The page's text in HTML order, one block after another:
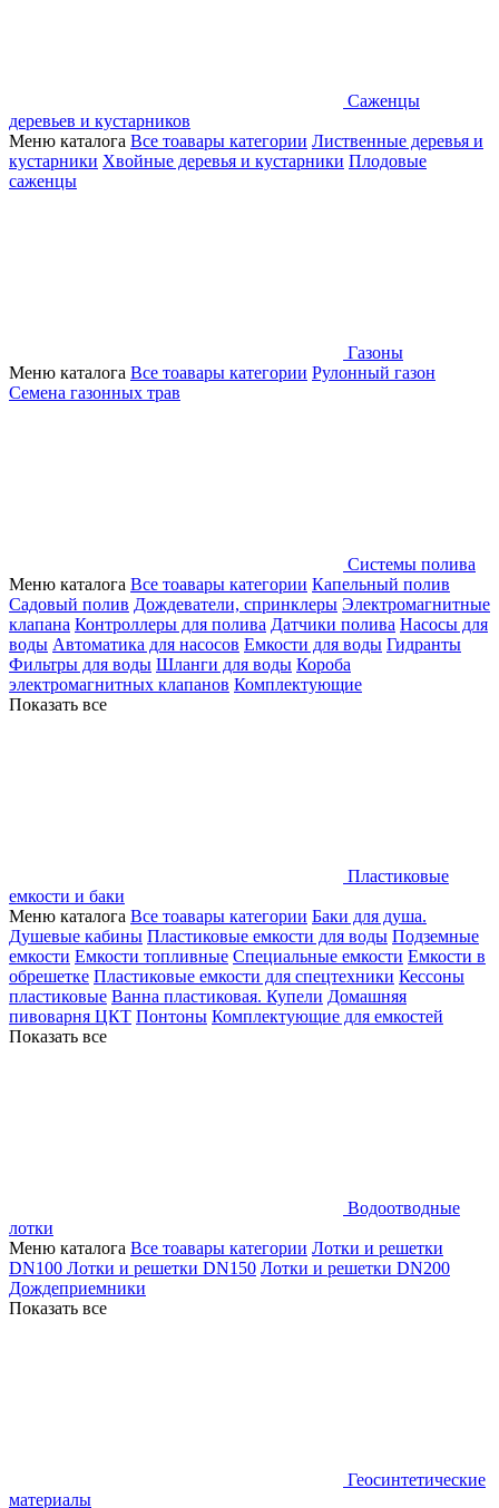
Саженцы
деревьев и кустарников
Меню каталога Все тоавары категории Лиственные деревья и
кустарники Хвойные деревья и кустарники Плодовые
саженцы
Газоны
Меню каталога Все тоавары категории Рулонный газон
Семена газонных трав
Системы полива
Меню каталога Все тоавары категории Капельный полив
Садовый полив Дождеватели, спринклеры Электромагнитные
клапана Контроллеры для полива Датчики полива Насосы для
воды Автоматика для насосов Емкости для воды Гидранты
Фильтры для воды Шланги для воды Короба
электромагнитных клапанов Комплектующие
Показать все
Пластиковые
емкости и баки
Меню каталога Все тоавары категории Баки для душа.
Душевые кабины Пластиковые емкости для воды Подземные
емкости Емкости топливные Специальные емкости Емкости в
обрешетке Пластиковые емкости для спецтехники Кессоны
пластиковые Ванна пластиковая. Купели Домашняя
пивоварня ЦКТ Понтоны Комплектующие для емкостей
Показать все
Водоотводные
лотки
Меню каталога Все тоавары категории Лотки и решетки
DN100 Лотки и решетки DN150 Лотки и решетки DN200
Дождеприемники
Показать все
Геосинтетические
материалы